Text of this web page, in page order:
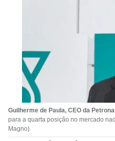
Guilherme de Paula, CEO da
para a quarta posição no mercado
Magno)